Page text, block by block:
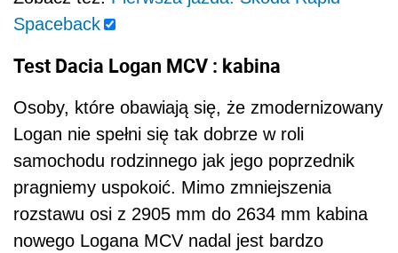
Spaceback
Test Dacia Logan MCV : kabina
Osoby, które obawiają się, że zmodernizowany
Logan nie spełni się tak dobrze w roli
samochodu rodzinnego jak jego poprzednik
pragniemy uspokoić. Mimo zmniejszenia
rozstawu osi z 2905 mm do 2634 mm kabina
nowego Logana MCV nadal jest bardzo